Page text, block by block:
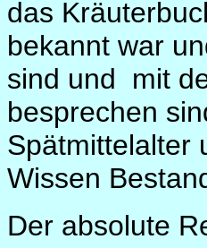
das
bekannt war
sind und
mit
besprechen
Spätmittelalter
Wissen
Der absolute